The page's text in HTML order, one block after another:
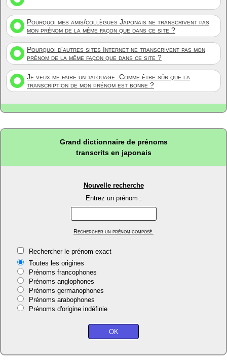
Pourquoi mes amis/collègues Japonais ne transcrivent pas
mon prénom de la même façon que dans ce site ?
Pourquoi d'autres sites Internet ne transcrivent pas mon
prénom de la même façon que dans ce site ?
Je veux me faire un tatouage. Comme être sûr que la
transcription de mon prénom est bonne ?
Grand dictionnaire de prénoms
transcrits en japonais
Nouvelle recherche
Entrez un prénom :
Rechercher un prénom composé.
Rechercher le prénom exact
Toutes les origines
Prénoms francophones
Prénoms anglophones
Prénoms germanophones
Prénoms arabophones
Prénoms d'origine indéfinie